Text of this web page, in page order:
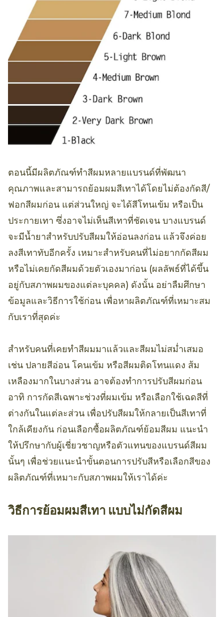
ตอนนี้มีผลิตภัณฑ์ทำสีผมหลายแบรนด์ที่พัฒนา
คุณภาพและสามารถย้อมผมสีเทาได้โดยไม่ต้องกัดสี/
ฟอกสีผมก่อน แต่ส่วนใหญ่ จะได้สีโทนเข้ม หรือเป็น
ประกายเทา ซึ่งอาจไม่เห็นสีเทาที่ชัดเจน บางแบรนด์
จะมีน้ำยาสำหรับปรับสีผมให้อ่อนลงก่อน แล้วจึงค่อย
ลงสีเทาทับอีกครั้ง เหมาะสำหรับคนที่ไม่อยากกัดสีผม
หรือไม่เคยกัดสีผมด้วยตัวเองมาก่อน (ผลลัพธ์ที่ได้ขึ้น
อยู่กับสภาพผมของแต่ละบุคคล) ดังนั้น อย่าลืมศึกษา
ข้อมูลและวิธีการใช้ก่อน เพื่อหาผลิตภัณฑ์ที่เหมาะสม
กับเราที่สุดค่ะ
สำหรับคนที่เคยทำสีผมมาแล้วและสีผมไม่สม่ำเสมอ
เช่น ปลายสีอ่อน โคนเข้ม หรือสีผมติดโทนแดง ส้ม
เหลืองมากในบางส่วน อาจต้องทำการปรับสีผมก่อน
อาทิ การกัดสีเฉพาะช่วงที่ผมเข้ม หรือเลือกใช้เฉดสีที่
ต่างกันในแต่ละส่วน เพื่อปรับสีผมให้กลายเป็นสีเทาที่
ใกล้เคียงกัน ก่อนเลือกซื้อผลิตภัณฑ์ย้อมสีผม แนะนำ
ให้ปรึกษากับผู้เชี่ยวชาญหรือตัวแทนของแบรนด์สีผม
นั้นๆ เพื่อช่วยแนะนำขั้นตอนการปรับสีหรือเลือกสีของ
ผลิตภัณฑ์ที่เหมาะกับสภาพผมให้เราได้ค่ะ
วิธีการย้อมผมสีเทา แบบไม่กัดสีผม